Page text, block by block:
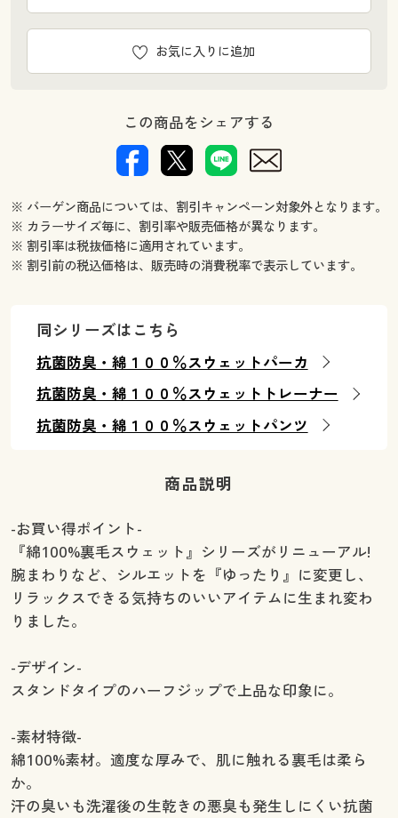
お気に入りに追加
この商品をシェアする
※ バーゲン商品については、割引キャンペーン対象外となります。
※ カラーサイズ毎に、割引率や販売価格が異なります。
※ 割引率は税抜価格に適用されています。
※ 割引前の税込価格は、販売時の消費税率で表示しています。
同シリーズはこちら
抗菌防臭・綿１００％スウェットパーカ
抗菌防臭・綿１００％スウェットトレーナー
抗菌防臭・綿１００％スウェットパンツ
商品説明
-お買い得ポイント-
『綿100%裏毛スウェット』シリーズがリニューアル!
腕まわりなど、シルエットを『ゆったり』に変更し、
リラックスできる気持ちのいいアイテムに生まれ変わ
りました。
-デザイン-
スタンドタイプのハーフジップで上品な印象に。
-素材特徴-
綿100%素材。適度な厚みで、肌に触れる裏毛は柔ら
か。
汗の臭いも洗濯後の生乾きの悪臭も発生しにくい抗菌